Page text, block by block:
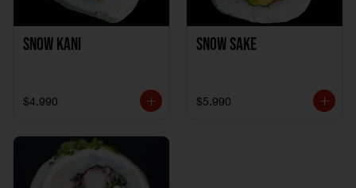
Snow Kani
$4.990
Snow Sake
$5.990